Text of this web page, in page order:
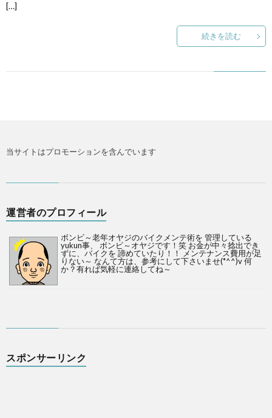
[…]
続きを読む
当サイトはプロモーションを含んでいます
運営者のプロフィール
ボンビ～老年オヤジのバイクメンテ術を 管理している
yukun事、 ボンビ～オヤジです！笑 お金が中々捻出でき
ずに、バイクを 諦めていたり！！ メンテナンス費用が足
りない～ なんて方は、参考にして下さいませ(*^^)v 何
か？有れば気軽に連絡してね～
スポンサーリンク